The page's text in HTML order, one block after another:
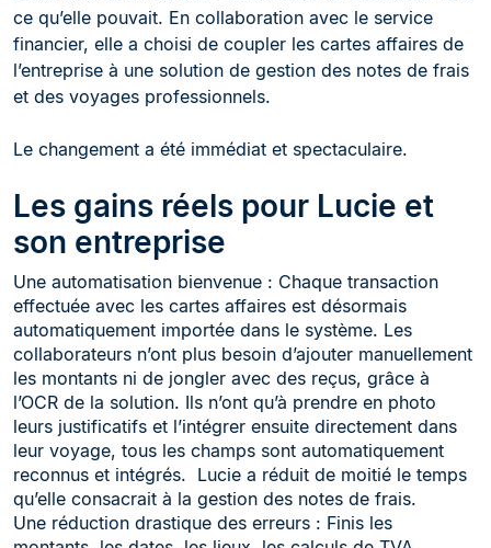
ce qu’elle pouvait. En collaboration avec le service
financier, elle a choisi de coupler les cartes affaires de
l’entreprise à une solution de gestion des notes de frais
et des voyages professionnels.
Le changement a été immédiat et spectaculaire.
Les gains réels pour Lucie et
son entreprise
Une automatisation bienvenue : Chaque transaction
effectuée avec les cartes affaires est désormais
automatiquement importée dans le système. Les
collaborateurs n’ont plus besoin d’ajouter manuellement
les montants ni de jongler avec des reçus, grâce à
l’OCR de la solution. Ils n’ont qu’à prendre en photo
leurs justificatifs et l’intégrer ensuite directement dans
leur voyage, tous les champs sont automatiquement
reconnus et intégrés. Lucie a réduit de moitié le temps
qu’elle consacrait à la gestion des notes de frais.
Une réduction drastique des erreurs : Finis les